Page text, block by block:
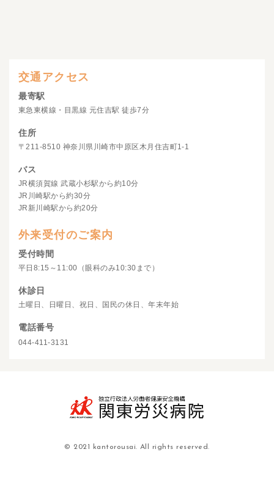
交通アクセス
最寄駅
東急東横線・目黒線 元住吉駅 徒歩7分
住所
〒211-8510 神奈川県川崎市中原区木月住吉町1-1
バス
JR横須賀線 武蔵小杉駅から約10分
JR川崎駅から約30分
JR新川崎駅から約20分
外来受付のご案内
受付時間
平日8:15～11:00（眼科のみ10:30まで）
休診日
土曜日、日曜日、祝日、国民の休日、年末年始
電話番号
044-411-3131
© 2021 kantorousai. All rights reserved.